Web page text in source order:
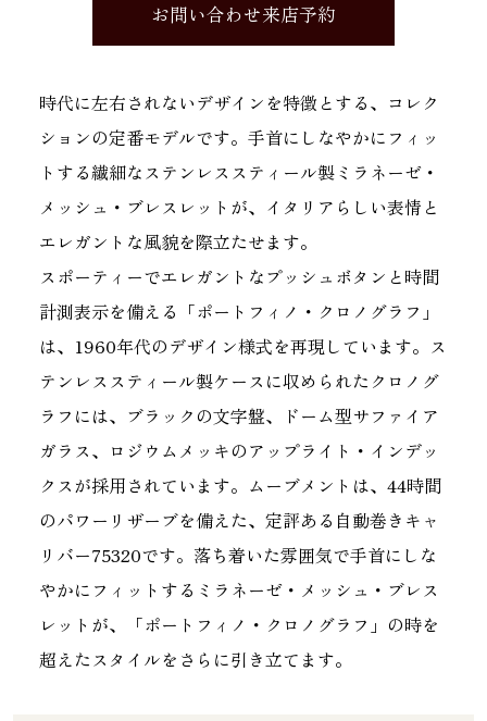
お問い合わせ来店予約
時代に左右されないデザインを特徴とする、コレク
ションの定番モデルです。手首にしなやかにフィッ
トする繊細なステンレススティール製ミラネーゼ・
メッシュ・ブレスレットが、イタリアらしい表情と
エレガントな風貌を際立たせます。
スポーティーでエレガントなプッシュボタンと時間
計測表示を備える「ポートフィノ・クロノグラフ」
は、1960年代のデザイン様式を再現しています。ス
テンレススティール製ケースに収められたクロノグ
ラフには、ブラックの文字盤、ドーム型サファイア
ガラス、ロジウムメッキのアップライト・インデッ
クスが採用されています。ムーブメントは、44時間
のパワーリザーブを備えた、定評ある自動巻きキャ
リバー75320です。落ち着いた雰囲気で手首にしな
やかにフィットするミラネーゼ・メッシュ・ブレス
レットが、「ポートフィノ・クロノグラフ」の時を
超えたスタイルをさらに引き立てます。